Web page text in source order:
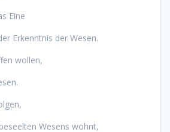
Eine
Erkenntnis der Wesen.
wollen,
Wesens wohnt,